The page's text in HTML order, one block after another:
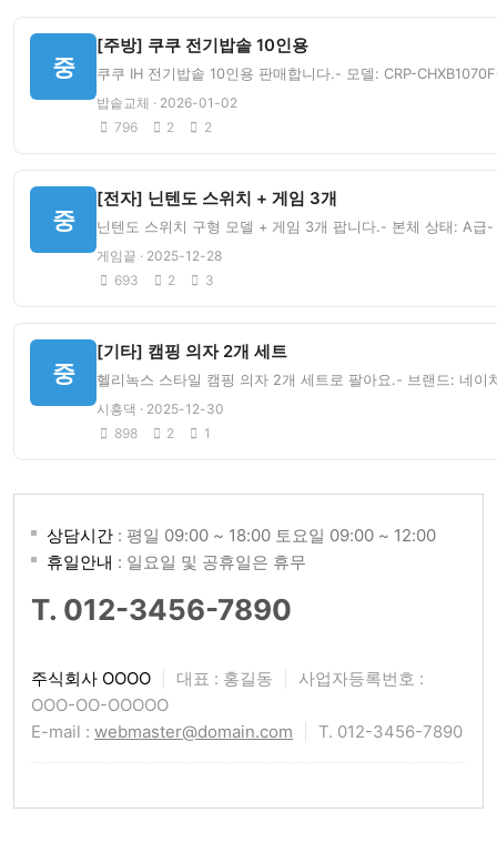
중
[주방] 쿠쿠 전기밥솥 10인용
쿠쿠 IH 전기밥솥 10인용 판매합니다.- 모델: CRP-
밥솥교체 · 2026-01-02
796
2 2
중
[전자] 닌텐도 스위치 + 게임 3개
닌텐도 스위치 구형 모델 + 게임 3개 팝니다.- 본체 상태: A급
게임끝 · 2025-12-28
693
2 3
중
[기타] 캠핑 의자 2개 세트
헬리녹스 스타일 캠핑 의자 2개 세트로 팔아요.- 브랜드: 네
시흥댁 · 2025-12-30
898
2 1
상담시간 : 평일 09:00 ~ 18:00 토요일 09:00 ~ 12:00
휴일안내 : 일요일 및 공휴일은 휴무
T. 012-3456-7890
주식회사 OOOO 대표 : 홍길동
사업자등록번호 :
OOO-OO-OOOOO
E-mail : webmaster@domain.com T. 012-3456-7890